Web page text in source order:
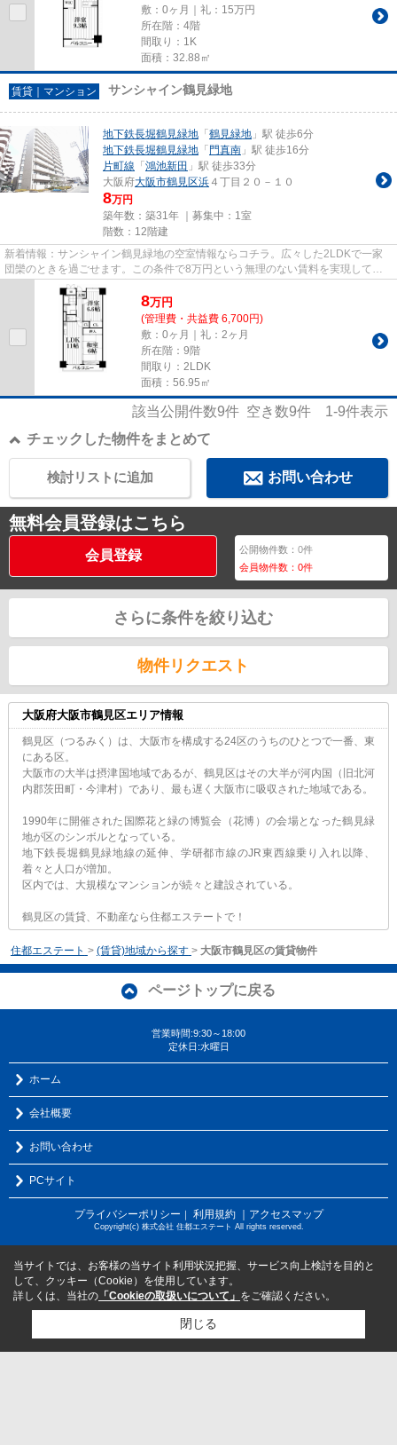
敷：0ヶ月｜礼：15万円
所在階：4階
間取り：1K
面積：32.88㎡
賃貸｜マンション サンシャイン鶴見緑地
地下鉄長堀鶴見緑地 「 鶴見緑地 」駅 徒歩6分
地下鉄長堀鶴見緑地 「 門真南 」駅 徒歩16分
片町線 「 鴻池新田 」駅 徒歩33分
大阪府大阪市鶴見区浜 ４丁目２０－１０
8万円
築年数：築31年 ｜募集中： 1室
階数：12階建
新着情報：サンシャイン鶴見緑地の空室情報ならコチラ。広々した2LDKで一家
団欒のときを過ごせます。この条件で8万円という無理のない賃料を実現してい
ますので、コスパ重視の方におす...
8万円
(管理費・共益費 6,700円)
敷：0ヶ月｜礼：2ヶ月
所在階：9階
間取り：2LDK
面積：56.95㎡
該当公開件数9件 空き数9件 1-9件表示
チェックした物件をまとめて
お問い合わせ
検討リストに追加
無料会員登録はこちら
会員登録 公開物件数：0件
会員物件数：0件
さらに条件を絞り込む
物件リクエスト
大阪府大阪市鶴見区エリア情報
鶴見区（つるみく）は、大阪市を構成する24区のうちのひとつで一番、東
にある区。
大阪市の大半は摂津国地域であるが、鶴見区はその大半が河内国（旧北河
内郡茨田町・今津村）であり、最も遅く大阪市に吸収された地域である。
1990年に開催された国際花と緑の博覧会（花博）の会場となった鶴見緑
地が区のシンボルとなっている。
地下鉄長堀鶴見緑地線の延伸、学研都市線のJR東西線乗り入れ以降、
着々と人口が増加。
区内では、大規模なマンションが続々と建設されている。
鶴見区の賃貸、不動産なら住都エステートで！
住都エステート > (賃貸)地域から探す > 大阪市鶴見区の賃貸物件
ページトップに戻る
営業時間:9:30～18:00
定休日:水曜日
ホーム
会社概要
お問い合わせ
PCサイト
プライバシーポリシー ｜ 利用規約 ｜アクセスマップ
Copyright(c) 株式会社 住都エステート All rights reserved.
当サイトでは、お客様の当サイト利用状況把握、サービス向上検討を目的と
して、クッキー（Cookie）を使用しています。
詳しくは、当社の 「Cookieの取扱いについて」 をご確認ください。
閉じる